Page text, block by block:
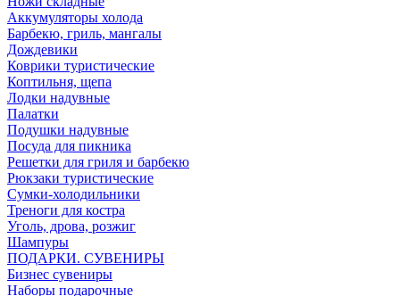
Аккумуляторы холода
Барбекю, гриль, мангалы
Дождевики
Коврики туристические
Коптильня, щепа
Лодки надувные
Палатки
Подушки надувные
Посуда для пикника
Решетки для гриля и барбекю
Рюкзаки туристические
Сумки-холодильники
Треноги для костра
Уголь, дрова, розжиг
Шампуры
ПОДАРКИ. СУВЕНИРЫ
Бизнес сувениры
Наборы подарочные